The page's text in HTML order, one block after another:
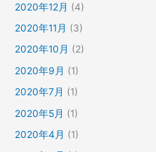
2020年12月 (4)
2020年11月 (3)
2020年10月 (2)
2020年9月 (1)
2020年7月 (1)
2020年5月 (1)
2020年4月 (1)